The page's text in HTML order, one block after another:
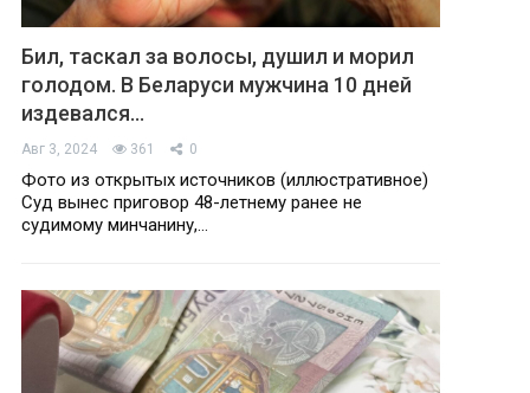
Бил, таскал за волосы, душил и морил
голодом. В Беларуси мужчина 10 дней
издевался…
Авг 3, 2024 361 0
Фото из открытых источников (иллюстративное)
Суд вынес приговор 48-летнему ранее не
судимому минчанину,…